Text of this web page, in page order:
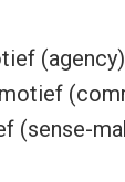
(sense-